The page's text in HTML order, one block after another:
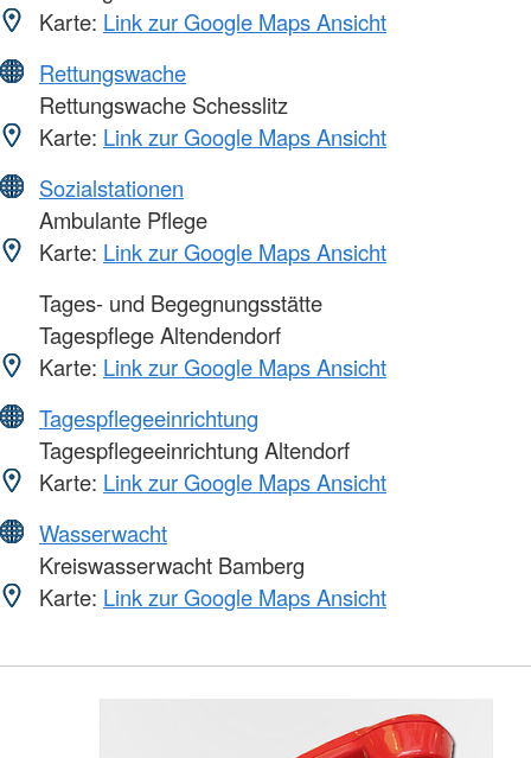
Karte: Link zur Google Maps Ansicht
Rettungswache
Rettungswache Schesslitz
Karte: Link zur Google Maps Ansicht
Sozialstationen
Ambulante Pflege
Karte: Link zur Google Maps Ansicht
Tages- und Begegnungsstätte
Tagespflege Altendendorf
Karte: Link zur Google Maps Ansicht
Tagespflegeeinrichtung
Tagespflegeeinrichtung Altendorf
Karte: Link zur Google Maps Ansicht
Wasserwacht
Kreiswasserwacht Bamberg
Karte: Link zur Google Maps Ansicht